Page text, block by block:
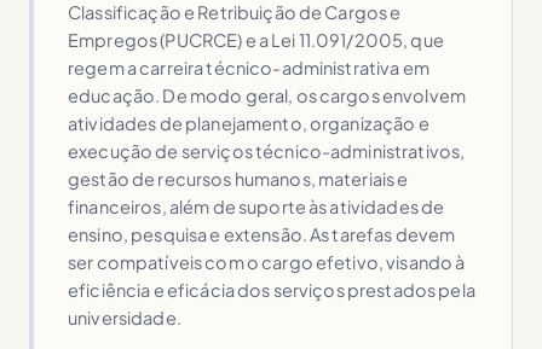
Classificação e Retribuição de Cargos e
Empregos (PUCRCE) e a Lei 11.091/2005, que
regem a carreira técnico-administrativa em
educação. De modo geral, os cargos envolvem
atividades de planejamento, organização e
execução de serviços técnico-administrativos,
gestão de recursos humanos, materiais e
financeiros, além de suporte às atividades de
ensino, pesquisa e extensão. As tarefas devem
ser compatíveis com o cargo efetivo, visando à
eficiência e eficácia dos serviços prestados pela
universidade.